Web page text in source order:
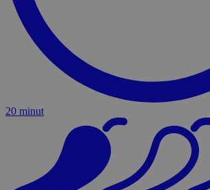
20 minut